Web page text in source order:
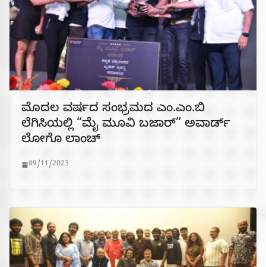
ಮೊದಲ ವರ್ಷದ ಸಂಭ್ರಮದ ಎಂ.ಎಂ.ಬಿ
ಲೆಗಿಸಿಯಲ್ಲಿ “ಮೈ ಮೂವಿ ಬಜಾರ್” ಅವಾರ್ಡ್
ಲೋಗೊ ಲಾಂಚ್
09/11/2023